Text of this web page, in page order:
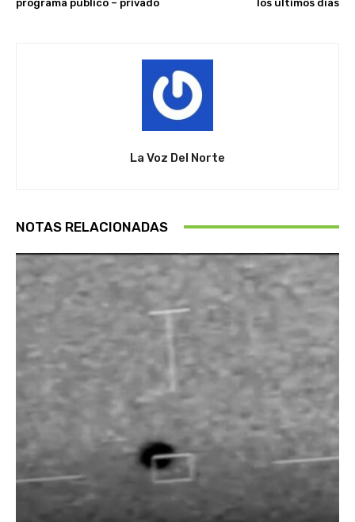
programa público – privado los últimos días
La Voz Del Norte
NOTAS RELACIONADAS